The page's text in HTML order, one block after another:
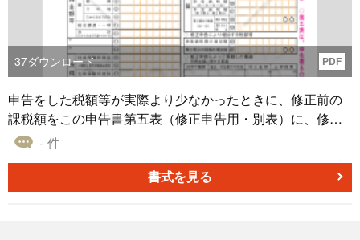
37ダウンロード PDF
申告をした税額等が実際より少なかったときに、修正前の
課税額をこの申告書第五表（修正申告用・別表）に、修正
申告額を申告書Ｂ第一表に書いてください。 出典元:国税庁
- 件
書式を見る